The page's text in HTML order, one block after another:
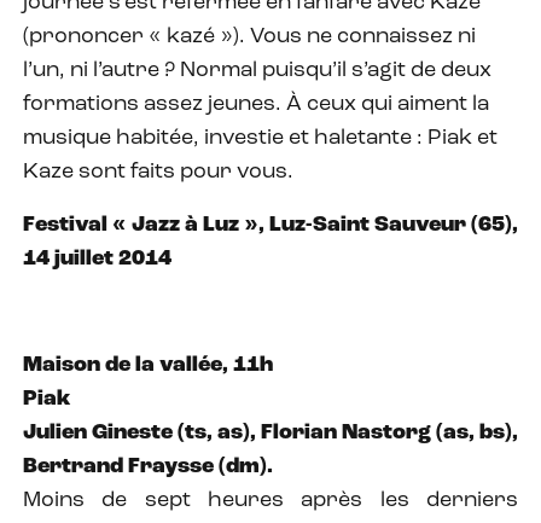
(prononcer « kazé »). Vous ne connaissez ni
l’un, ni l’autre ? Normal puisqu’il s’agit de deux
formations assez jeunes. À ceux qui aiment la
musique habitée, investie et haletante : Piak et
Kaze sont faits pour vous.
Festival « Jazz à Luz », Luz-Saint Sauveur (65),
14 juillet 2014
Maison de la vallée, 11h
Piak
Julien Gineste (ts, as), Florian Nastorg (as, bs),
Bertrand Fraysse (dm).
Moins de sept heures après les derniers